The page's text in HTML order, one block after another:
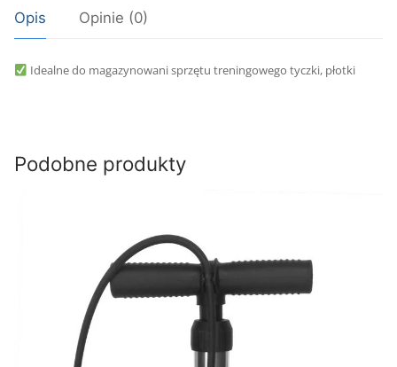
Opis Opinie (0)
Idealne do magazynowani sprzętu treningowego tyczki, płotki
Podobne produkty